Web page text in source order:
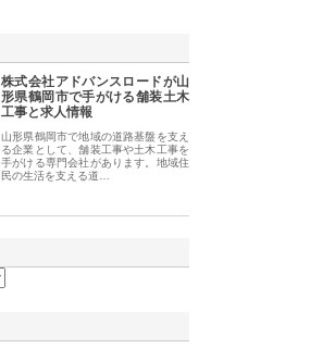
株式会社アドバンスロードが山
形県鶴岡市で手がける舗装土木
工事と求人情報
山形県鶴岡市で地域の道路基盤を支え
る企業として、舗装工事や土木工事を
手がける専門会社があります。地域住
民の生活を支える道…